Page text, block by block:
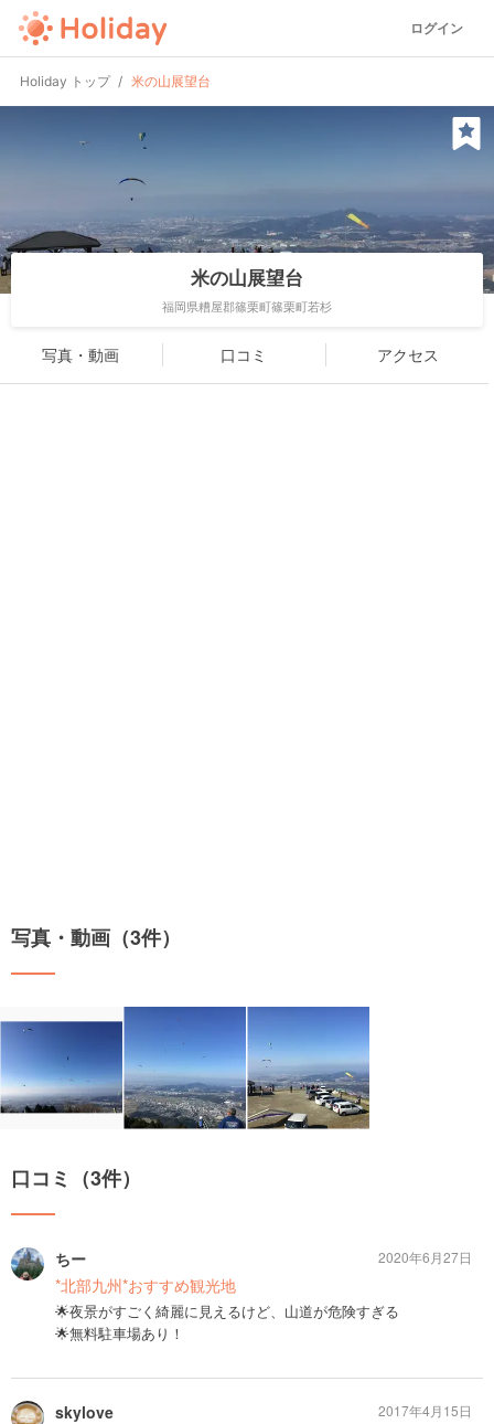
ログイン
Holiday トップ 米の山展望台
米の山展望台
福岡県糟屋郡篠栗町篠栗町若杉
写真・動画 口コミ アクセス
写真・動画（3件）
口コミ（3件）
ちー
*北部九州*おすすめ観光地
🌟夜景がすごく綺麗に見えるけど、山道が危険すぎる
🌟無料駐車場あり！
2020年6月27日
skylove
2017年4月15日